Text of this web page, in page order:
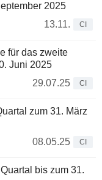
2025
13.11.
CI
für das zweite
Juni 2025
29.07.25
CI
zum 31. März
08.05.25
CI
bis zum 31.